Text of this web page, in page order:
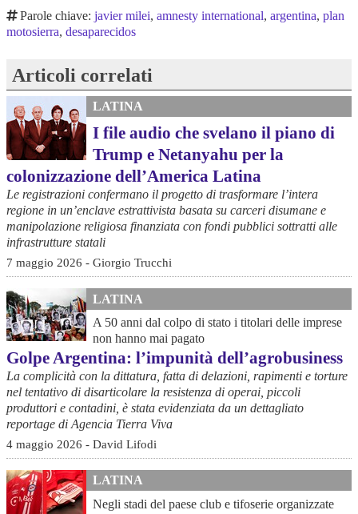
Parole chiave:javier milei,amnesty international,argentina,plan
motosierra, desaparecidos
Articoli correlati
LATINA
I file audio che svelano il piano di
Trump e Netanyahu per la
colonizzazione dell’America Latina
Le registrazioni confermano il progetto di trasformare l’intera
regione in un’enclave estrattivista basata su carceri disumane e
manipolazione religiosa finanziata con fondi pubblici sottratti alle
infrastrutture statali
7 maggio 2026 - Giorgio Trucchi
LATINA
A 50 anni dal colpo di stato i titolari delle imprese
non hanno mai pagato
Golpe Argentina: l’impunità dell’agrobusiness
La complicità con la dittatura, fatta di delazioni, rapimenti e torture
nel tentativo di disarticolare la resistenza di operai, piccoli
produttori e contadini, è stata evidenziata da un dettagliato
reportage di Agencia Tierra Viva
4 maggio 2026 - David Lifodi
LATINA
Negli stadi del paese club e tifoserie organizzate